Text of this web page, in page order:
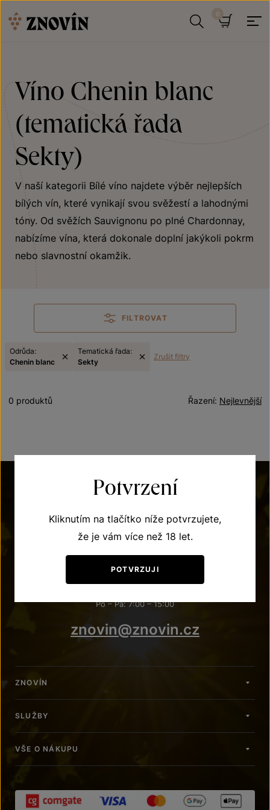
Víno Chenin blanc
(tematická řada
Sekty)
V naší kategorii Bílé víno najdete výběr nejlepších
bílých vín, které vynikají svou svěžestí a lahodnými
tóny. Od svěžích Sauvignonu po plné Chardonnay,
nabízíme vína, která dokonale doplní jakýkoli pokrm
nebo slavnostní okamžik.
FILTROVAT
Odrůda:
Chenin blanc
Tematická řada:
Sekty
Zrušit filtry
Nejlevnější
Řazení:
0 produktů
+420 515 266 620
Po – Pá: 7:00 – 15:00
znovin@znovin.cz
ZNOVÍN
SLUŽBY
VŠE O NÁKUPU
Potvrzení
Kliknutím na tlačítko níže potvrzujete,
že je vám více než 18 let.
POTVRZUJI